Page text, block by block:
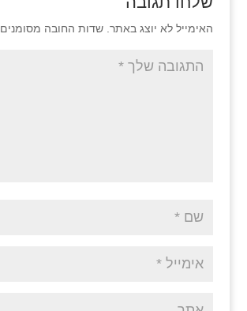
האימייל לא יוצג באתר. שדות החובה מסומנים